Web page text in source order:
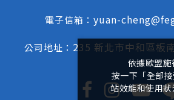
電子信箱： yuan-
公司地址： 235 新北市中和區板
依據歐盟
按一下「全部
站效能和使用